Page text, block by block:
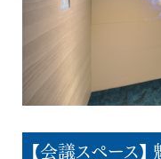
【会議スペース